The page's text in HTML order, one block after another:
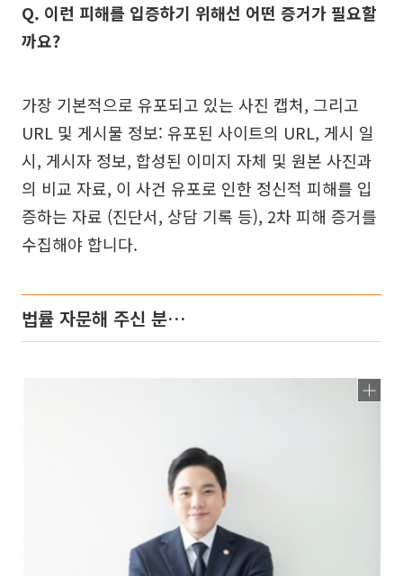
Q. 이런 피해를 입증하기 위해선 어떤 증거가 필요할
까요?
가장 기본적으로 유포되고 있는 사진 캡처, 그리고
URL 및 게시물 정보: 유포된 사이트의 URL, 게시 일
시, 게시자 정보, 합성된 이미지 자체 및 원본 사진과
의 비교 자료, 이 사건 유포로 인한 정신적 피해를 입
증하는 자료 (진단서, 상담 기록 등), 2차 피해 증거를
수집해야 합니다.
법률 자문해 주신 분…